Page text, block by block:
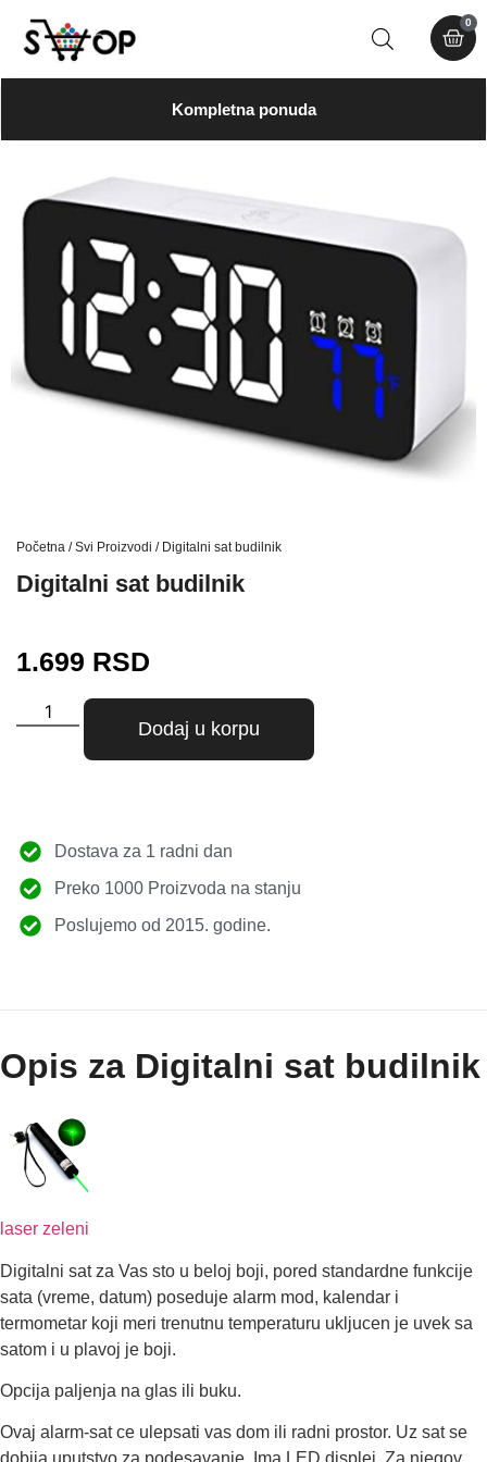
0
Kompletna ponuda
Početna /Svi Proizvodi / Digitalni sat budilnik
Digitalni sat budilnik
1.699 RSD
Dodaj u korpu
Dostava za 1 radni dan
Preko 1000 Proizvoda na stanju
Poslujemo od 2015. godine.
Opis za Digitalni sat budilnik
laser zeleni
Digitalni sat za Vas sto u beloj boji, pored standardne funkcije
sata (vreme, datum) poseduje alarm mod, kalendar i
termometar koji meri trenutnu temperaturu ukljucen je uvek sa
satom i u plavoj je boji.
Opcija paljenja na glas ili buku.
Ovaj alarm-sat ce ulepsati vas dom ili radni prostor. Uz sat se